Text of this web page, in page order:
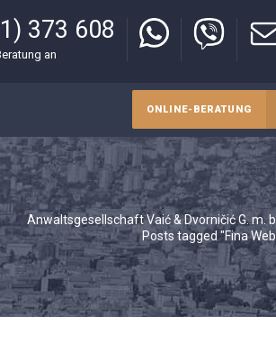
373 608
an
ONLINE-BERATUNG
Anwaltsgesellschaft Vaić & Dvorničić G. m.
Posts tagged "Fina